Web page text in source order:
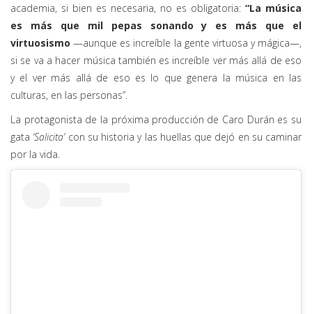
academia, si bien es necesaria, no es obligatoria: “La música
es más que mil pepas sonando y es más que el
virtuosismo —aunque es increíble la gente virtuosa y mágica—,
si se va a hacer música también es increíble ver más allá de eso
y el ver más allá de eso es lo que genera la música en las
culturas, en las personas”.
La protagonista de la próxima producción de Caro Durán es su
gata ‘Salicita’con su historia y las huellas que dejó en su caminar
por la vida.